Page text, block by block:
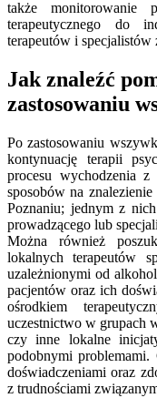
także monitorowanie
terapeutycznego do
terapeutów i specjalistów
Jak znaleźć
zastosowaniu
Po zastosowaniu
kontynuację terapii
procesu wychodzenia
sposobów na
Poznaniu; jednym z
prowadzącego lub
Można również
lokalnych terapeutów
uzależnionymi od
pacjentów oraz ich
ośrodkiem
uczestnictwo w grupach
czy inne lokalne
podobnymi
doświadczeniami oraz
z trudnościami